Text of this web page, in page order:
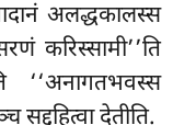
अलद्धकालस्स
करिस्सामी’’ति
‘‘अनागतभवस्स
देतीति.